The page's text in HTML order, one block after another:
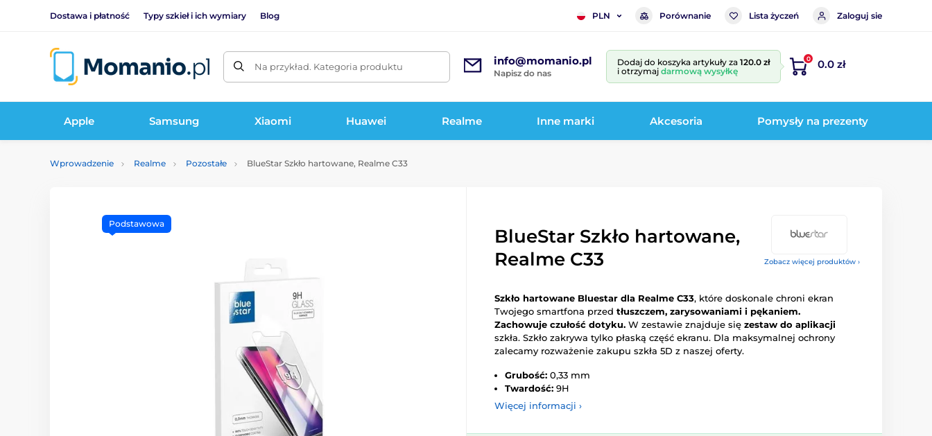
Dostawa i płatność Typy szkieł i ich wymiary Blog PLN Porównanie Lista życzeń Zaloguj sie
Na przykład. Kategoria produktu info@momanio.pl
Napisz do nas
Dodaj do koszyka artykuły za 120.0 zł
i otrzymaj darmową wysyłkę
0 0.0 zł
Apple Samsung Xiaomi Huawei Realme Inne marki Akcesoria Pomysły na prezenty
Wprowadzenie Realme Pozostałe BlueStar Szkło hartowane, Realme C33
Zobacz więcej produktów ›
Podstawowa
BlueStar Szkło hartowane,
Realme C33
Szkło hartowane Bluestar dla Realme C33, które doskonale chroni ekran
Twojego smartfona przed tłuszczem, zarysowaniami i pękaniem.
Zachowuje czułość dotyku. W zestawie znajduje się zestaw do aplikacji
szkła. Szkło zakrywa tylko płaską część ekranu. Dla maksymalnej ochrony
zalecamy rozważenie zakupu szkła 5D z naszej oferty.
Grubość: 0,33 mm
Twardość: 9H
Więcej informacji ›